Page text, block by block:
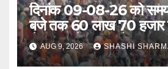
दिनांक 09-08-26 को
बजे तक 60 लाख 70 हजार
लेकर अपने गंतव्य को
AUG 9, 2026 SHASHI